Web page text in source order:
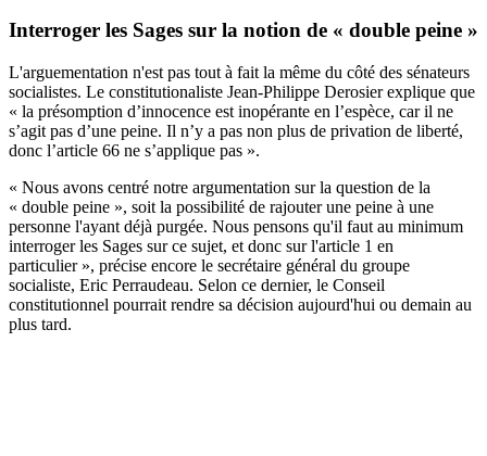
Interroger les Sages sur la notion de « double peine »
L'arguementation n'est pas tout à fait la même du côté des sénateurs
socialistes. Le constitutionaliste Jean-Philippe Derosier explique que
« la présomption d’innocence est inopérante en l’espèce, car il ne
s’agit pas d’une peine. Il n’y a pas non plus de privation de liberté,
donc l’article 66 ne s’applique pas ».
« Nous avons centré notre argumentation sur la question de la
« double peine », soit la possibilité de rajouter une peine à une
personne l'ayant déjà purgée. Nous pensons qu'il faut au minimum
interroger les Sages sur ce sujet, et donc sur l'article 1 en
particulier », précise encore le secrétaire général du groupe
socialiste, Eric Perraudeau. Selon ce dernier, le Conseil
constitutionnel pourrait rendre sa décision aujourd'hui ou demain au
plus tard.